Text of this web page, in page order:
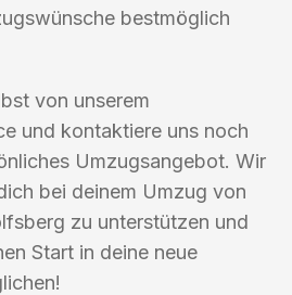
bestmöglich
von unserem
und kontaktiere uns noch
Umzugsangebot. Wir
bei deinem Umzug von
zu unterstützen und
Start in deine neue